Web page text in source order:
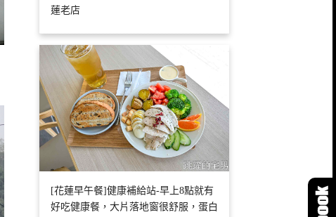
蓮老店
[花蓮早午餐]健康補給站-早上8點就有
好吃健康餐，大片落地窗很舒服，蛋白